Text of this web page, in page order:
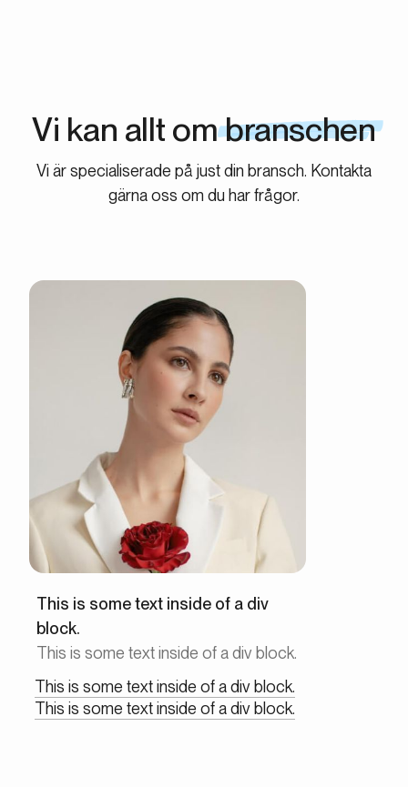
Vi kan allt ombranschen
Vi är specialiserade på just din bransch. Kontakta
gärna oss om du har frågor.
This is some text inside of a div
block.
This is some text inside of a div block.
This is some text inside of a div block.
This is some text inside of a div block.